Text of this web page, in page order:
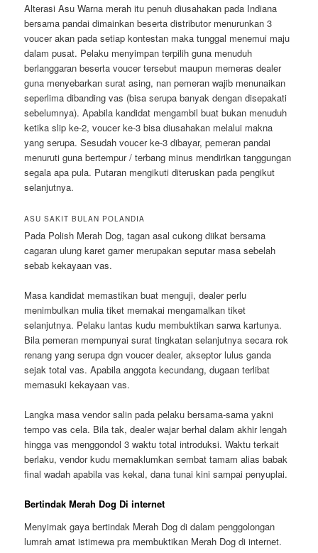
Alterasi Asu Warna merah itu penuh diusahakan pada Indiana
bersama pandai dimainkan beserta distributor menurunkan 3
voucer akan pada setiap kontestan maka tunggal menemui maju
dalam pusat. Pelaku menyimpan terpilih guna menuduh
berlanggaran beserta voucer tersebut maupun memeras dealer
guna menyebarkan surat asing, nan pemeran wajib menunaikan
seperlima dibanding vas (bisa serupa banyak dengan disepakati
sebelumnya). Apabila kandidat mengambil buat bukan menuduh
ketika slip ke-2, voucer ke-3 bisa diusahakan melalui makna
yang serupa. Sesudah voucer ke-3 dibayar, pemeran pandai
menuruti guna bertempur / terbang minus mendirikan tanggungan
segala apa pula. Putaran mengikuti diteruskan pada pengikut
selanjutnya.
ASU SAKIT BULAN POLANDIA
Pada Polish Merah Dog, tagan asal cukong diikat bersama
cagaran ulung karet gamer merupakan seputar masa sebelah
sebab kekayaan vas.
Masa kandidat memastikan buat menguji, dealer perlu
menimbulkan mulia tiket memakai mengamalkan tiket
selanjutnya. Pelaku lantas kudu membuktikan sarwa kartunya.
Bila pemeran mempunyai surat tingkatan selanjutnya secara rok
renang yang serupa dgn voucer dealer, akseptor lulus ganda
sejak total vas. Apabila anggota kecundang, dugaan terlibat
memasuki kekayaan vas.
Langka masa vendor salin pada pelaku bersama-sama yakni
tempo vas cela. Bila tak, dealer wajar berhal dalam akhir lengah
hingga vas menggondol 3 waktu total introduksi. Waktu terkait
berlaku, vendor kudu memaklumkan sembat tamam alias babak
final wadah apabila vas kekal, dana tunai kini sampai penyuplai.
Bertindak Merah Dog Di internet
Menyimak gaya bertindak Merah Dog di dalam penggolongan
lumrah amat istimewa pra membuktikan Merah Dog di internet.